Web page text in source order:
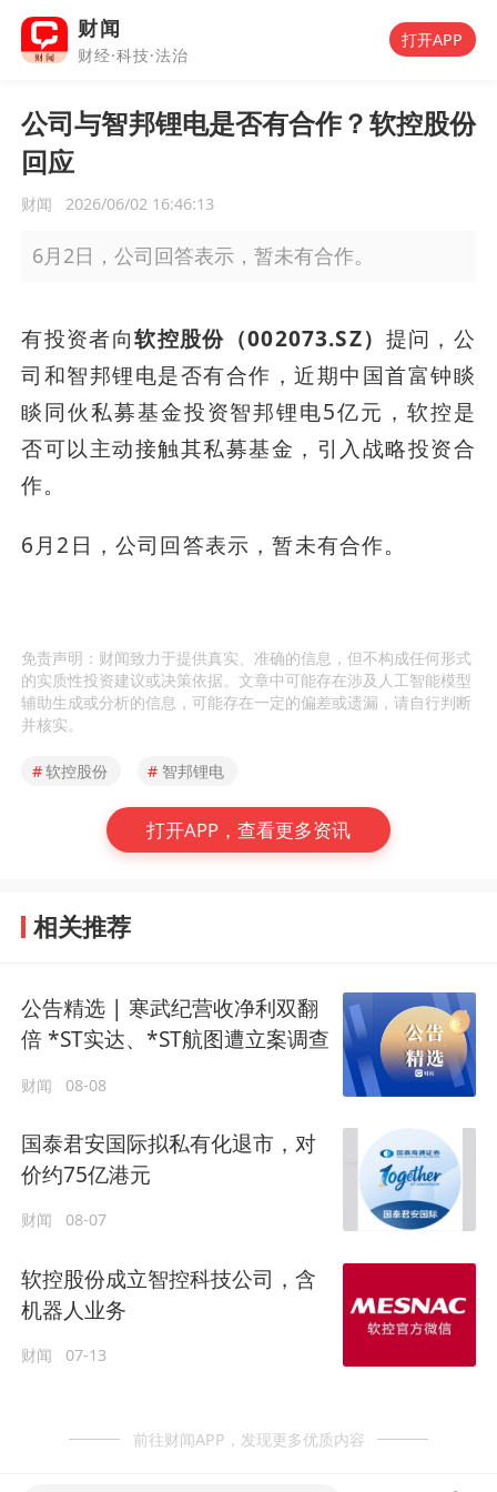
财闻
财经·科技·法治
打开APP
公司与智邦锂电是否有合作？软控股份
回应
财闻 2026/06/02 16:46:13
6月2日，公司回答表示，暂未有合作。
有投资者向软控股份（002073.SZ） 提问，公
司和智邦锂电是否有合作，近期中国首富钟睒
睒同伙私募基金投资智邦锂电5亿元，软控是
否可以主动接触其私募基金，引入战略投资合
作。
6月2日，公司回答表示，暂未有合作。
免责声明：财闻致力于提供真实、准确的信息，但不构成任何形式
的实质性投资建议或决策依据。文章中可能存在涉及人工智能模型
辅助生成或分析的信息，可能存在一定的偏差或遗漏，请自行判断
并核实。
#软控股份 # 智邦锂电
打开APP，查看更多资讯
相关推荐
公告精选 | 寒武纪营收净利双翻
倍 *ST实达、*ST航图遭立案调查
财闻 08-08
国泰君安国际拟私有化退市，对
价约75亿港元
财闻 08-07
软控股份成立智控科技公司，含
机器人业务
财闻 07-13
前往财闻APP，发现更多优质内容